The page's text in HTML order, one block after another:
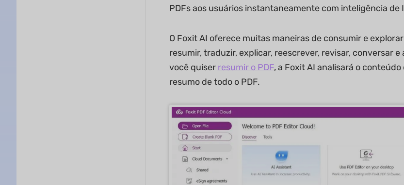
PDFs aos usuários instantaneamente com inteligência de
O Foxit AI oferece muitas maneiras de consumir e
resumir, traduzir, explicar, reescrever, revisar, conversar
você quiser resumir o PDF, a Foxit AI analisará o
resumo de todo o PDF.